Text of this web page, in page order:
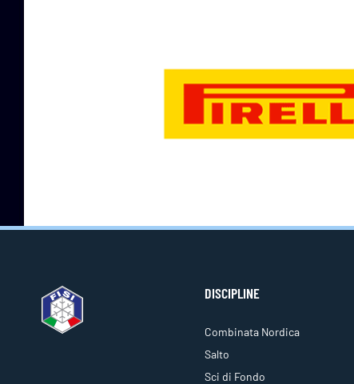
DISCIPLINE
Combinata Nordica
Salto
Sci di Fondo